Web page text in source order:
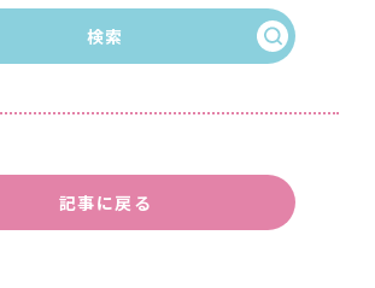
検索
記事に戻る